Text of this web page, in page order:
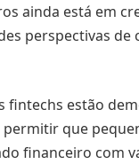
ainda está em
perspectivas de
fintechs estão
que
financeiro com